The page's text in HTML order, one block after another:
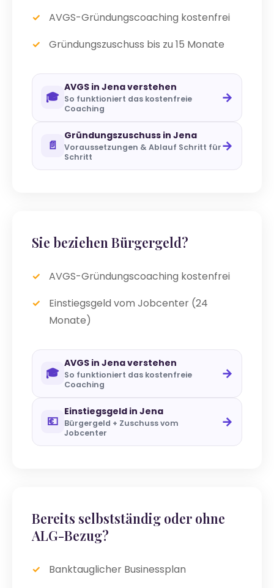
AVGS-Gründungscoaching kostenfrei
Gründungszuschuss bis zu 15 Monate
🎓
AVGS in Jena verstehen
So funktioniert das kostenfreie
Coaching
→
📄
Gründungszuschuss in Jena
Voraussetzungen & Ablauf Schritt für
Schritt
→
Sie beziehen Bürgergeld?
AVGS-Gründungscoaching kostenfrei
Einstiegsgeld vom Jobcenter (24
Monate)
🎓
AVGS in Jena verstehen
So funktioniert das kostenfreie
Coaching
→
💶
Einstiegsgeld in Jena
Bürgergeld + Zuschuss vom
Jobcenter
→
Bereits selbstständig oder ohne
ALG-Bezug?
Banktauglicher Businessplan